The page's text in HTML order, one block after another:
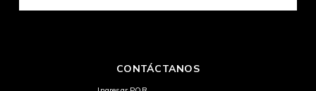
CONTÁCTANOS